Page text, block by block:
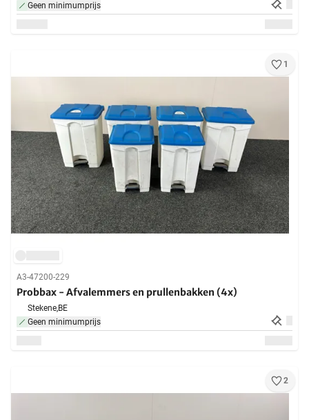
Geen minimumprijs
1
A3-47200-229
Probbax - Afvalemmers en prullenbakken (4x)
Stekene,BE
Geen minimumprijs
2